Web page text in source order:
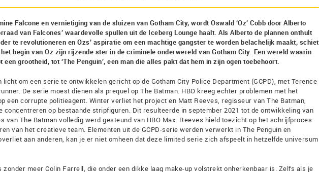
Falcone en vernietiging van de sluizen van Gotham City, wordt Oswald ‘Oz’ Cobb door Alberto
van Falcones’ waardevolle spullen uit de Iceberg Lounge haalt. Als Alberto de plannen onthult
te revolutioneren en Ozs’ aspiratie om een machtige gangster te worden belachelijk maakt, schiet
begin van Oz zijn rijzende ster in de criminele onderwereld van Gotham City. Een wereld waarin
grootheid, tot ‘The Penguin’, een man die alles pakt dat hem in zijn ogen toebehoort.
licht om een serie te ontwikkelen gericht op de Gotham City Police Department (GCPD), met Terence
De serie moest dienen als prequel op The Batman. HBO kreeg echter problemen met het
een corrupte politieagent. Winter verliet het project en Matt Reeves, regisseur van The Batman,
concentreren op bestaande stripfiguren. Dit resulteerde in september 2021 tot de ontwikkeling van
van The Batman volledig werd gesteund van HBO Max. Reeves hield toezicht op het schrijfproces
van het creatieve team. Elementen uit de GCPD-serie werden verwerkt in The Penguin en
aan anderen, kan je er niet omheen dat deze limited serie zich afspeelt in hetzelfde universum
meer Colin Farrell, die onder een dikke laag make-up volstrekt onherkenbaar is. Zelfs als je